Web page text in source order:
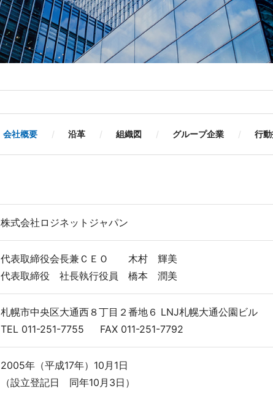
会社概要 沿革 組織図 グループ企業 行
株式会社ロジネットジャパン
代表取締役会長兼ＣＥＯ 木村 輝美
代表取締役 社長執行役員 橋本 潤美
札幌市中央区大通西８丁目２番地６ LNJ札幌大通公園ビル
TEL 011-251-7755 FAX 011-251-7792
2005年（平成17年）10月1日
（設立登記日 同年10月3日）